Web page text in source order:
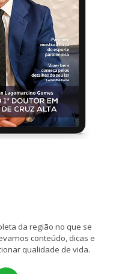
da região no que se
conteúdo, dicas e
qualidade de vida.